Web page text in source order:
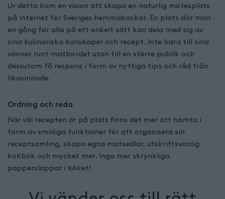
Ur detta kom en vision att skapa en naturlig mötesplats
på internet för Sveriges hemmakockar. En plats där man
en gång för alla på ett enkelt sätt kan dela med sig av
sina kulinariska kunskaper och recept. Inte bara till sina
vänner runt matbordet utan till en större publik och
dessutom få respons i form av nyttiga tips och råd från
likasinnade.
Ordning och reda
När väl recepten är på plats finns det mer att hämta i
form av smidiga funktioner för att organisera sin
receptsamling, skapa egna matsedlar, utskriftsvänlig
kokbok och mycket mer. Inga mer skrynkliga
papperslappar i köket!